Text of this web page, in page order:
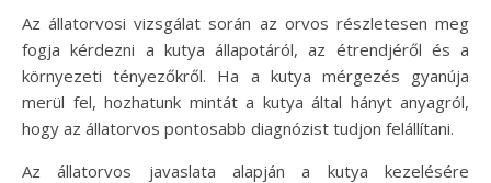
Az állatorvosi vizsgálat során az orvos részletesen meg
fogja kérdezni a kutya állapotáról, az étrendjéről és a
környezeti tényezőkről. Ha a kutya mérgezés gyanúja
merül fel, hozhatunk mintát a kutya által hányt anyagról,
hogy az állatorvos pontosabb diagnózist tudjon felállítani.
Az állatorvos javaslata alapján a kutya kezelésére